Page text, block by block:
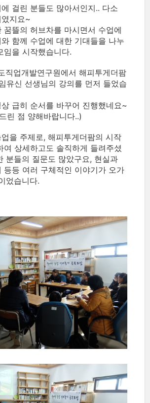
걸린 분들도 많아서인지.. 다소
지요~
꿈뜰의 허브차를 마시면서 수업에
함께 수업에 대한 기대들을 나누
임을 시작했습니다.
직업개발연구원에서 해피투게더팜
유신 선생님의 강의를 먼저 들었습
급히 순서를 바꾸어 진행했네요~
린 점 양해바랍니다..)
을 주제로, 해피투게더팜의 시작
여 상세하고도 솔직하게 들려주셨
분들의 질문도 많았구요, 현실과
등등 여러 구체적인 이야기가 오가
었습니다.